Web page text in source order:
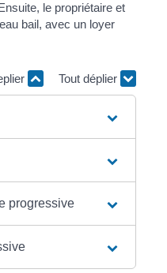
le propriétaire et
bail, avec un loyer
Tout déplier
progressive